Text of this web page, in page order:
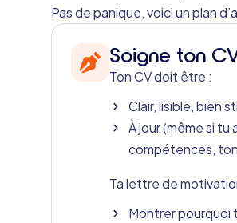
Pas de panique, voici un plan
Soigne ton
Ton CV doit être :
Clair, lisible, bien
À jour (même si
compétences,
Ta lettre de
Montrer pourquoi